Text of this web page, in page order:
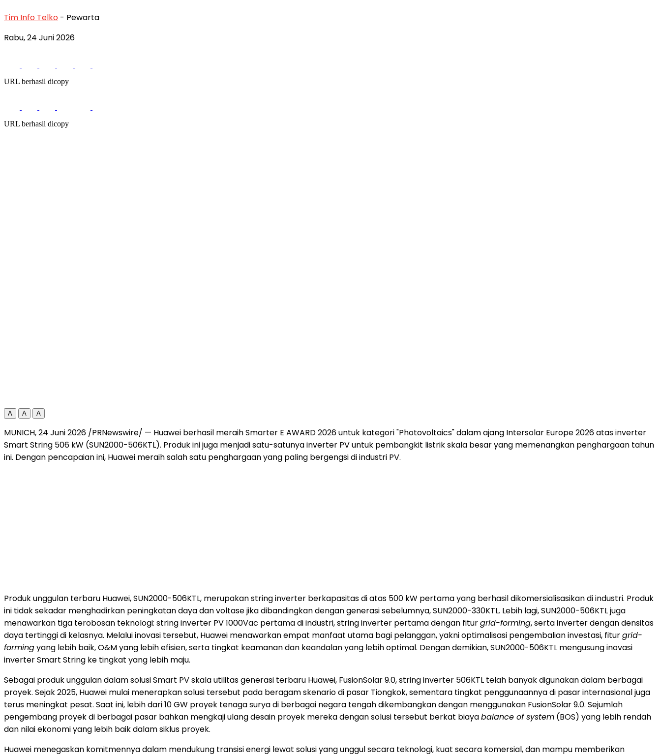
Tim Info Telko - Pewarta
Rabu, 24 Juni 2026
URL berhasil dicopy
URL berhasil dicopy
A A A
MUNICH, 24 Juni 2026 /PRNewswire/ — Huawei berhasil meraih Smarter E AWARD 2026 untuk kategori "Photovoltaics" dalam ajang Intersolar Europe 2026 atas inverter
Smart String 506 kW (SUN2000-506KTL). Produk ini juga menjadi satu-satunya inverter PV untuk pembangkit listrik skala besar yang memenangkan penghargaan tahun
ini. Dengan pencapaian ini, Huawei meraih salah satu penghargaan yang paling bergengsi di industri PV.
Produk unggulan terbaru Huawei, SUN2000-506KTL, merupakan string inverter berkapasitas di atas 500 kW pertama yang berhasil dikomersialisasikan di industri. Produk
ini tidak sekadar menghadirkan peningkatan daya dan voltase jika dibandingkan dengan generasi sebelumnya, SUN2000-330KTL. Lebih lagi, SUN2000-506KTL juga
menawarkan tiga terobosan teknologi: string inverter PV 1000Vac pertama di industri, string inverter pertama dengan fiturgrid-forming, serta inverter dengan densitas
daya tertinggi di kelasnya. Melalui inovasi tersebut, Huawei menawarkan empat manfaat utama bagi pelanggan, yakni optimalisasi pengembalian investasi, fiturgrid-
formingyang lebih baik, O&M yang lebih efisien, serta tingkat keamanan dan keandalan yang lebih optimal. Dengan demikian, SUN2000-506KTL mengusung inovasi
inverter Smart String ke tingkat yang lebih maju.
Sebagai produk unggulan dalam solusi Smart PV skala utilitas generasi terbaru Huawei, FusionSolar 9.0, string inverter 506KTL telah banyak digunakan dalam berbagai
proyek. Sejak 2025, Huawei mulai menerapkan solusi tersebut pada beragam skenario di pasar Tiongkok, sementara tingkat penggunaannya di pasar internasional juga
terus meningkat pesat. Saat ini, lebih dari 10 GW proyek tenaga surya di berbagai negara tengah dikembangkan dengan menggunakan FusionSolar 9.0. Sejumlah
pengembang proyek di berbagai pasar bahkan mengkaji ulang desain proyek mereka dengan solusi tersebut berkat biayabalance of system (BOS) yang lebih rendah
dan nilai ekonomi yang lebih baik dalam siklus proyek.
Huawei menegaskan komitmennya dalam mendukung transisi energi lewat solusi yang unggul secara teknologi, kuat secara komersial, dan mampu memberikan